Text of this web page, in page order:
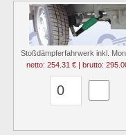
Stoßdämpferfahrwerk inkl.
netto: 254.31 € | brutto: